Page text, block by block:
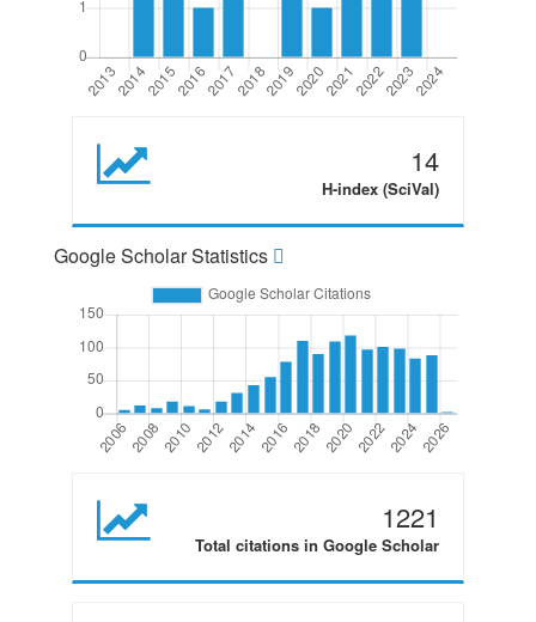
14
H-index (SciVal)
Google Scholar Statistics
1221
Total citations in Google Scholar